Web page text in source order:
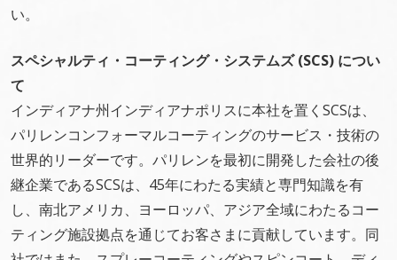
い。
スペシャルティ・コーティング・システムズ (SCS) につい
て
インディアナ州インディアナポリスに本社を置くSCSは、
パリレンコンフォーマルコーティングのサービス・技術の
世界的リーダーです。パリレンを最初に開発した会社の後
継企業であるSCSは、45年にわたる実績と専門知識を有
し、南北アメリカ、ヨーロッパ、アジア全域にわたるコー
ティング施設拠点を通じてお客さまに貢献しています。同